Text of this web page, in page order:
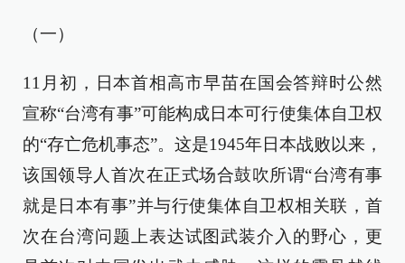
（一）
11月初，日本首相高市早苗在国会答辩时公然
宣称“台湾有事”可能构成日本可行使集体自卫权
的“存亡危机事态”。这是1945年日本战败以来，
该国领导人首次在正式场合鼓吹所谓“台湾有事
就是日本有事”并与行使集体自卫权相关联，首
次在台湾问题上表达试图武装介入的野心，更